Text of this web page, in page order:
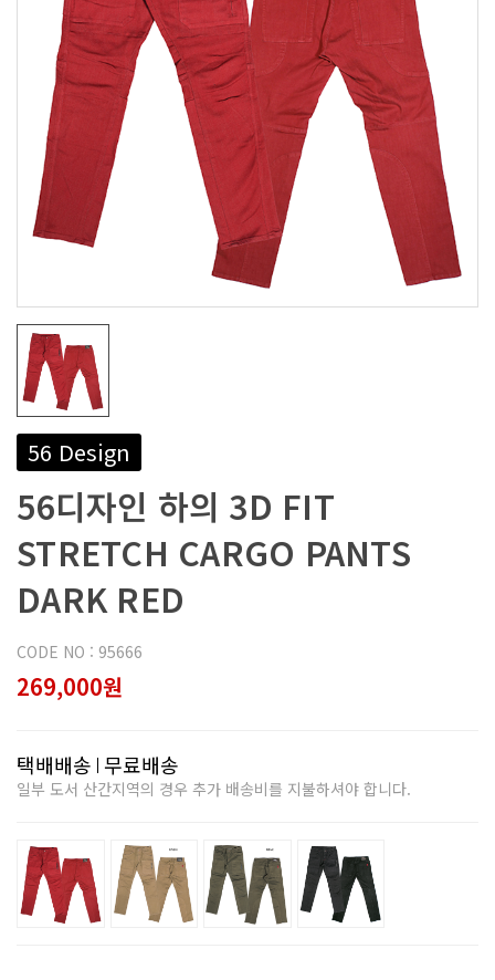
56 Design
56디자인 하의 3D FIT
STRETCH CARGO PANTS
DARK RED
CODE NO : 95666
269,000원
택배배송 무료배송
일부 도서 산간지역의 경우 추가 배송비를 지불하셔야 합니다.